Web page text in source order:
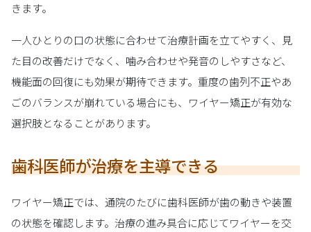
きます。
一人ひとりの口の状態に合わせて治療計画を立てやすく、見
た目の改善だけでなく、噛み合わせや発音のしやすさなど、
機能面の回復にも効果が期待できます。重度の歯列不正やあ
ごのバランスが崩れている場合にも、ワイヤー矯正が有効な
選択肢となることがあります。
歯科医師が治療を主導できる
ワイヤー矯正では、通院のたびに歯科医師が歯の動きや装置
の状態を確認します。治療の進み具合に応じてワイヤーを交